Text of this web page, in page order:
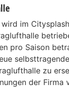
im
pro Saison
zu
der Firma